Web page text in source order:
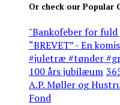
Or check our Popular
"Bankofeber for fuld
“BREVET” - En
#juletræ #tønder
100 års jubilæum
A.P. Møller og
Fond